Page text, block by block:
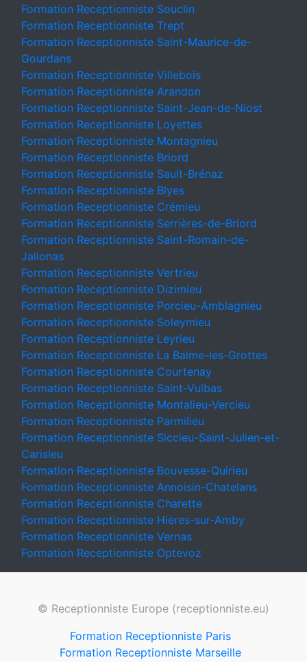
Formation Receptionniste Souclin
Formation Receptionniste Trept
Formation Receptionniste Saint-Maurice-de-
Gourdans
Formation Receptionniste Villebois
Formation Receptionniste Arandon
Formation Receptionniste Saint-Jean-de-Niost
Formation Receptionniste Loyettes
Formation Receptionniste Montagnieu
Formation Receptionniste Briord
Formation Receptionniste Sault-Brénaz
Formation Receptionniste Blyes
Formation Receptionniste Crémieu
Formation Receptionniste Serrières-de-Briord
Formation Receptionniste Saint-Romain-de-
Jalionas
Formation Receptionniste Vertrieu
Formation Receptionniste Dizimieu
Formation Receptionniste Porcieu-Amblagnieu
Formation Receptionniste Soleymieu
Formation Receptionniste Leyrieu
Formation Receptionniste La Balme-les-Grottes
Formation Receptionniste Courtenay
Formation Receptionniste Saint-Vulbas
Formation Receptionniste Montalieu-Vercieu
Formation Receptionniste Parmilieu
Formation Receptionniste Siccieu-Saint-Julien-et-
Carisieu
Formation Receptionniste Bouvesse-Quirieu
Formation Receptionniste Annoisin-Chatelans
Formation Receptionniste Charette
Formation Receptionniste Hières-sur-Amby
Formation Receptionniste Vernas
Formation Receptionniste Optevoz
© Receptionniste Europe (receptionniste.eu)
Formation Receptionniste Paris
Formation Receptionniste Marseille